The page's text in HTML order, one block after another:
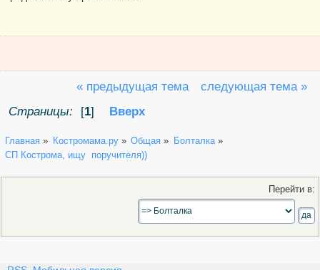
« предыдущая тема
следующая тема »
Страницы:
[1] Вверх
Главная » Костромама.ру» Общая » Болталка»
СП Кострома, ищу  поручителя))
Перейти в: